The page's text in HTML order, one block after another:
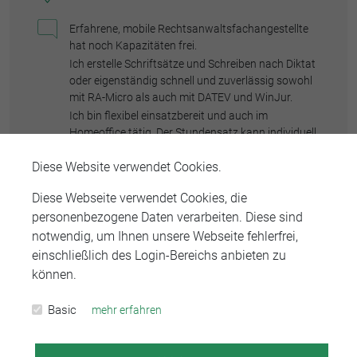
Diese Website verwendet Cookies.
Diese Webseite verwendet Cookies, die
personenbezogene Daten verarbeiten. Diese sind
notwendig, um Ihnen unsere Webseite fehlerfrei,
einschließlich des Login-Bereichs anbieten zu
können.
Basic mehr erfahren
Erfahrene, mobile Rechtsanwaltsfachangestellte
hat noch Kapazitäten frei.
Ich erstelle Schriftsätze und Schreiben nach Diktat
oder eigenständig schnell und zuverlässig sowohl
mit RA-Micro als auch mit DATEV und WinJur.
Ich bin flexibel einsatzbereit und auch im
Homeoffice tätig. Der Stundensatz kann individuell
KONTAKT AUFNEHMEN
Rechtsanwaltsfachangestellte
(m/w/d)